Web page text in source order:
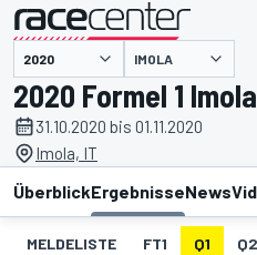
IMOLA
2020 Formel 1 Imola
31.10.2020 bis 01.11.2020
Imola, IT
ÜberblickErgebnisseNews
MELDELISTE FT1 Q1 Q2